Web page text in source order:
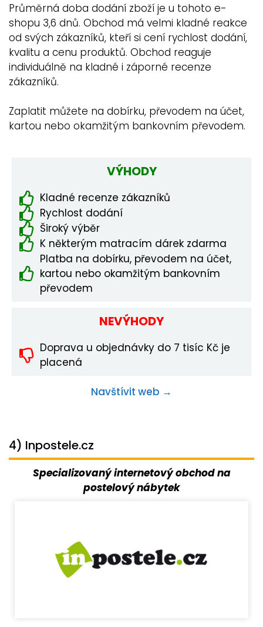
Průměrná doba dodání zboží je u tohoto e-
shopu 3,6 dnů. Obchod má velmi kladné reakce
od svých zákazníků, kteří si cení rychlost dodání,
kvalitu a cenu produktů. Obchod reaguje
individuálně na kladné i záporné recenze
zákazníků.
Zaplatit můžete na dobírku, převodem na účet,
kartou nebo okamžitým bankovním převodem.
VÝHODY
Kladné recenze zákazníků
Rychlost dodání
Široký výběr
K některým matracím dárek zdarma
Platba na dobírku, převodem na účet,
kartou nebo okamžitým bankovním
převodem
NEVÝHODY
Doprava u objednávky do 7 tisíc Kč je
placená
Navštívit web →
4) Inpostele.cz
Specializovaný internetový obchod na
postelový nábytek